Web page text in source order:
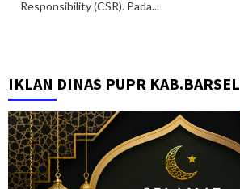
Responsibility (CSR). Pada...
IKLAN DINAS PUPR KAB.BARSEL